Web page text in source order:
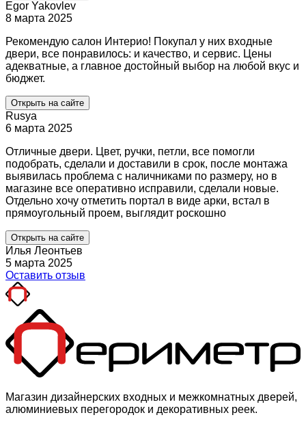
Egor Yakovlev
8 марта 2025
Рекомендую салон Интерио! Покупал у них входные
двери, все понравилось: и качество, и сервис. Цены
адекватные, а главное достойный выбор на любой вкус и
бюджет.
Открыть на сайте
Rusya
6 марта 2025
Отличные двери. Цвет, ручки, петли, все помогли
подобрать, сделали и доставили в срок, после монтажа
выявилась проблема с наличниками по размеру, но в
магазине все оперативно исправили, сделали новые.
Отдельно хочу отметить портал в виде арки, встал в
прямоугольный проем, выглядит роскошно
Открыть на сайте
Илья Леонтьев
5 марта 2025
Оставить отзыв
Магазин дизайнерских входных и межкомнатных дверей,
алюминиевых перегородок и декоративных реек.